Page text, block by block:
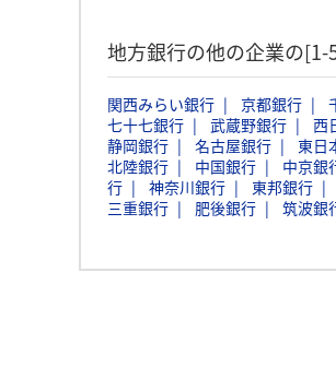
地方銀行の他の企業の
関西みらい銀行 京都銀行
七十七銀行
武蔵野銀行 西
静岡銀行
名古屋銀行 東日
北陸銀行
中国銀行 中京銀
行
神奈川銀行 東邦銀行
三重銀行
肥後銀行 筑波銀